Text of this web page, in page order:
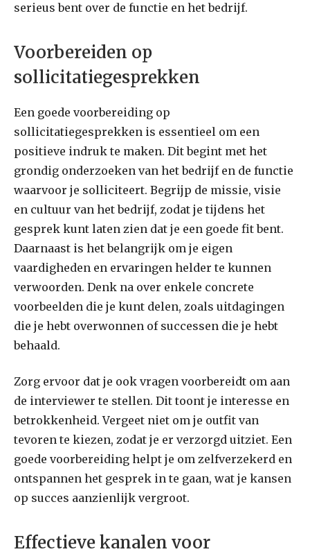
serieus bent over de functie en het bedrijf.
Voorbereiden op
sollicitatiegesprekken
Een goede voorbereiding op
sollicitatiegesprekken is essentieel om een
positieve indruk te maken. Dit begint met het
grondig onderzoeken van het bedrijf en de functie
waarvoor je solliciteert. Begrijp de missie, visie
en cultuur van het bedrijf, zodat je tijdens het
gesprek kunt laten zien dat je een goede fit bent.
Daarnaast is het belangrijk om je eigen
vaardigheden en ervaringen helder te kunnen
verwoorden. Denk na over enkele concrete
voorbeelden die je kunt delen, zoals uitdagingen
die je hebt overwonnen of successen die je hebt
behaald.
Zorg ervoor dat je ook vragen voorbereidt om aan
de interviewer te stellen. Dit toont je interesse en
betrokkenheid. Vergeet niet om je outfit van
tevoren te kiezen, zodat je er verzorgd uitziet. Een
goede voorbereiding helpt je om zelfverzekerd en
ontspannen het gesprek in te gaan, wat je kansen
op succes aanzienlijk vergroot.
Effectieve kanalen voor